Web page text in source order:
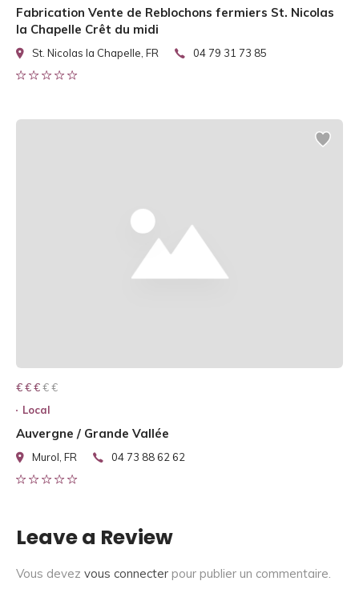
Fabrication Vente de Reblochons fermiers St. Nicolas
la Chapelle Crêt du midi
St. Nicolas la Chapelle, FR 04 79 31 73 85
€ € € € €
€ € €
Local
Auvergne / Grande Vallée
Murol, FR 04 73 88 62 62
Leave a Review
Vous devez vous connecter pour publier un commentaire.